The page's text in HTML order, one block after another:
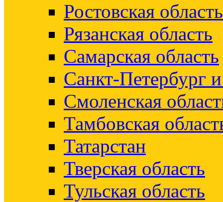
Ростовская область
Рязанская область
Самарская область
Санкт-Петербург
Смоленская
Тамбовская
Татарстан
Тверская область
Тульская область